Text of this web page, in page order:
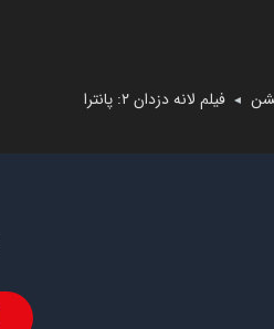
◄ فیلم لانه دزدان ۲: پانترا